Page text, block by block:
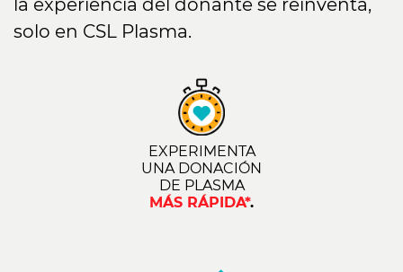
solo en CSL Plasma.
EXPERIMENTA
UNA DONACIÓN
DE PLASMA
MÁS RÁPIDA*.